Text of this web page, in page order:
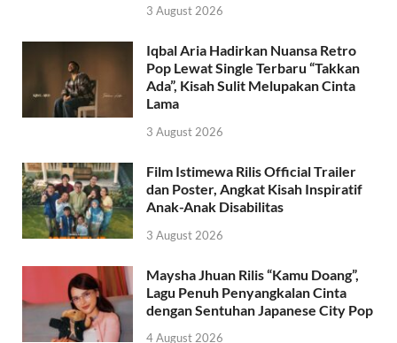
3 August 2026
Iqbal Aria Hadirkan Nuansa Retro
Pop Lewat Single Terbaru “Takkan
Ada”, Kisah Sulit Melupakan Cinta
Lama
3 August 2026
Film Istimewa Rilis Official Trailer
dan Poster, Angkat Kisah Inspiratif
Anak-Anak Disabilitas
3 August 2026
Maysha Jhuan Rilis “Kamu Doang”,
Lagu Penuh Penyangkalan Cinta
dengan Sentuhan Japanese City Pop
4 August 2026